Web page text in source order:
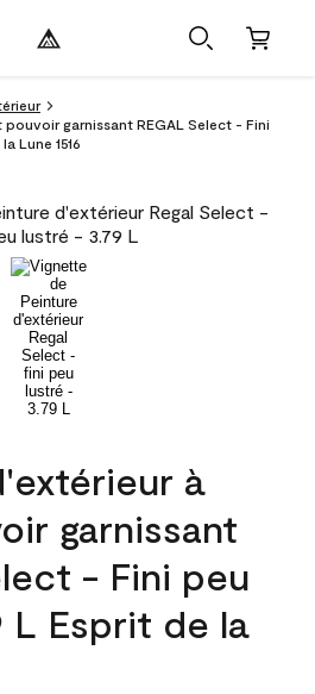
garnissant REGAL Select - Fini
Lune 1516
à
garnissant
- Fini peu
L Esprit de la